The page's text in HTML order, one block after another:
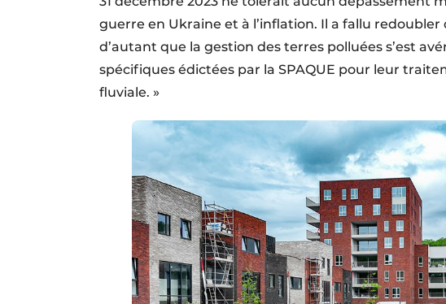
guerre en Ukraine et à l’inflation. Il a fallu redoubler
d’autant que la gestion des terres polluées s’est
spécifiques édictées par la SPAQUE pour leur
fluviale. »